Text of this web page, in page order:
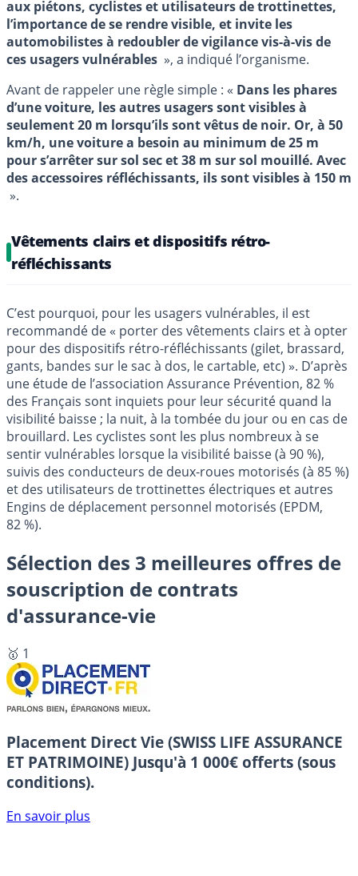
aux piétons, cyclistes et utilisateurs de trottinettes,
l’importance de se rendre visible, et invite les
automobilistes à redoubler de vigilance vis-à-vis de
ces usagers vulnérables », a indiqué l’organisme.
Avant de rappeler une règle simple : « Dans les phares
d’une voiture, les autres usagers sont visibles à
seulement 20 m lorsqu’ils sont vêtus de noir. Or, à 50
km/h, une voiture a besoin au minimum de 25 m
pour s’arrêter sur sol sec et 38 m sur sol mouillé. Avec
des accessoires réfléchissants, ils sont visibles à 150 m
».
Vêtements clairs et dispositifs rétro-
réfléchissants
C’est pourquoi, pour les usagers vulnérables, il est
recommandé de « porter des vêtements clairs et à opter
pour des dispositifs rétro-réfléchissants (gilet, brassard,
gants, bandes sur le sac à dos, le cartable, etc) ». D’après
une étude de l’association Assurance Prévention, 82 %
des Français sont inquiets pour leur sécurité quand la
visibilité baisse ; la nuit, à la tombée du jour ou en cas de
brouillard. Les cyclistes sont les plus nombreux à se
sentir vulnérables lorsque la visibilité baisse (à 90 %),
suivis des conducteurs de deux-roues motorisés (à 85 %)
et des utilisateurs de trottinettes électriques et autres
Engins de déplacement personnel motorisés (EPDM,
82 %).
Sélection des 3 meilleures offres de
souscription de contrats
d'assurance-vie
🥇 1
Placement Direct Vie (SWISS LIFE ASSURANCE
ET PATRIMOINE) Jusqu'à 1 000€ offerts (sous
conditions).
En savoir plus